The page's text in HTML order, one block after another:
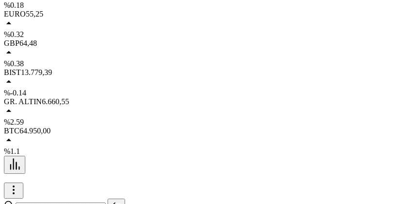
%0.18
EURO55,25
%0.32
GBP64,48
%0.38
BIST13.779,39
%-0.14
GR. ALTIN6.660,55
%2.59
BTC64.950,00
%1.1